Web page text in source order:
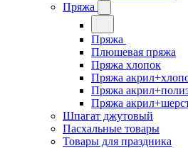
Пряжа
Пряжа
Плюшевая пряжа
Пряжа хлопок
Пряжа
Пряжа
Пряжа
Шпагат джутовый
Пасхальные товары
Товары для праздника